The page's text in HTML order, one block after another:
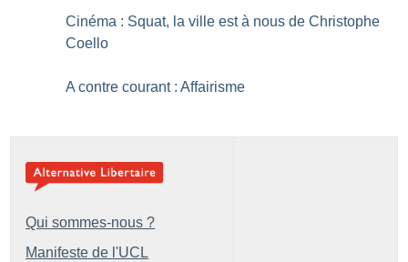
Cinéma : Squat, la ville est à nous de Christophe
Coello
A contre courant : Affairisme
Qui sommes-nous ?
Manifeste de l'UCL